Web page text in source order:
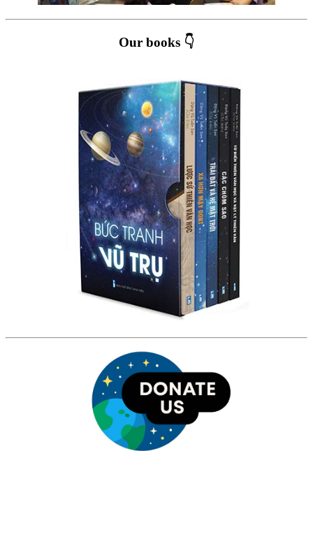
Our books 👇